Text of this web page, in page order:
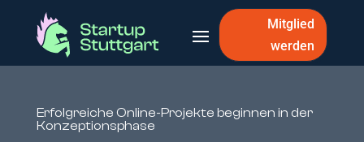
Mitglied
werden
Erfolgreiche Online-Projekte beginnen in der
Konzeptionsphase